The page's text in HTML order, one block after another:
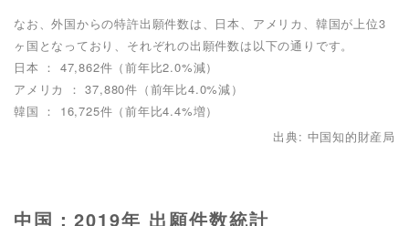
なお、外国からの特許出願件数は、日本、アメリカ、韓国が上位3
ヶ国となっており、それぞれの出願件数は以下の通りです。
日本 ： 47,862件（前年比2.0%減）
アメリカ ： 37,880件（前年比4.0%減）
韓国 ： 16,725件（前年比4.4%増）
出典: 中国知的財産局
中国：2019年 出願件数統計